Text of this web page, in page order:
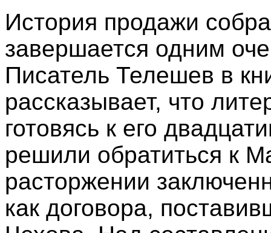
История продажи
завершается одним
Писатель Телешев в
рассказывает, что
готовясь к его
решили обратиться к
расторжении
как договора,